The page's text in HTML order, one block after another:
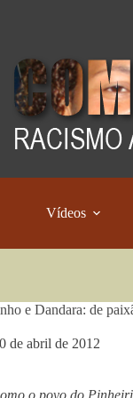
Vídeos
e Dandara: de
de abril de 2012
o povo do